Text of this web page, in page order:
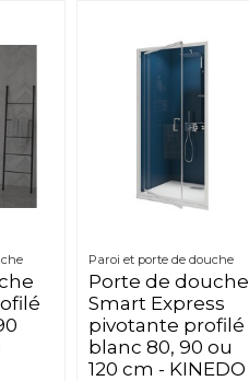
Paroi et porte de douche
Porte de douche
Smart Express
pivotante profilé
blanc 80, 90 ou
120 cm - KINEDO